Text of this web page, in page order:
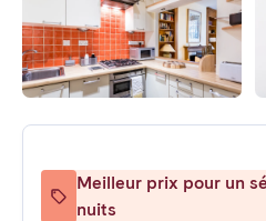
Meilleur prix pour un
nuits